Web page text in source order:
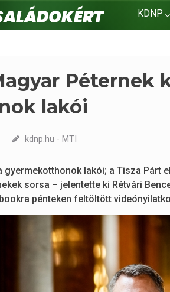
KDNP
Péternek
lakói
kdnp.hu - MTI
gyermekotthonok lakói; a Tisza Párt
sorsa – jelentette ki Rétvári
pénteken feltöltött